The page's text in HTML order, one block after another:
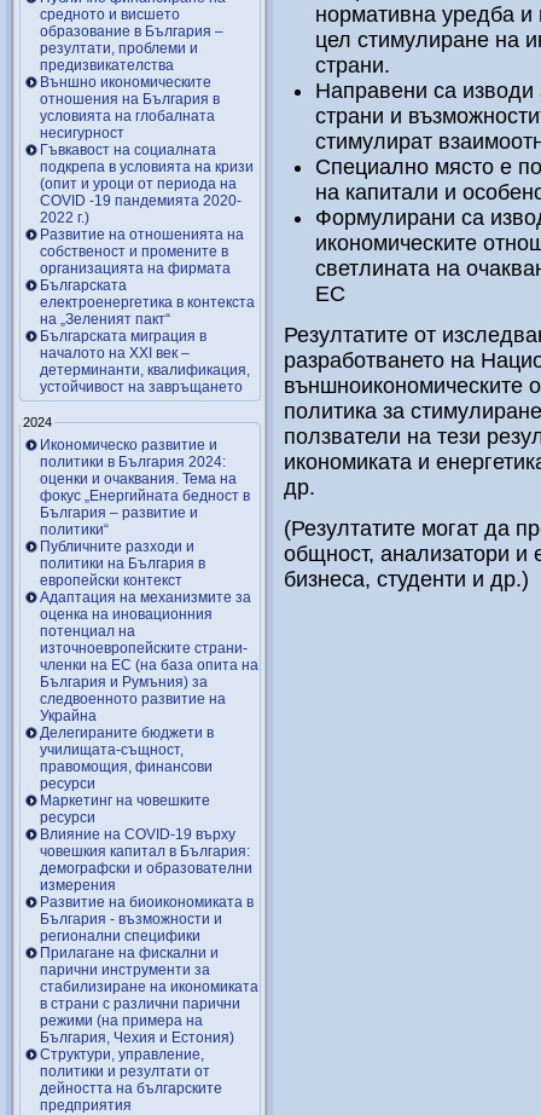
средното и висшето
образование в България –
резултати, проблеми и
предизвикателства
Външно икономическите
отношения на България в
условията на глобалната
несигурност
Гъвкавост на социалната
подкрепа в условията на кризи
(опит и уроци от периода на
COVID -19 пандемията 2020-
2022 г.)
Развитие на отношенията на
собственост и промените в
организацията на фирмата
Българската
електроенергетика в контекста
на „Зеленият пакт“
Българската миграция в
началото на ХХІ век –
детерминанти, квалификация,
устойчивост на завръщането
2024
Икономическо развитие и
политики в България 2024:
оценки и очаквания. Тема на
фокус „Енергийната бедност в
България – развитие и
политики“
Публичните разходи и
политики на България в
европейски контекст
Адаптация на механизмите за
оценка на иновационния
потенциал на
източноевропейските страни-
членки на ЕС (на база опита на
България и Румъния) за
следвоенното развитие на
Украйна
Делегираните бюджети в
училищата-същност,
правомощия, финансови
ресурси
Маркетинг на човешките
ресурси
Влияние на COVID-19 върху
човешкия капитал в България:
демографски и образователни
измерения
Развитие на биоикономиката в
България - възможности и
регионални специфики
Прилагане на фискални и
парични инструменти за
стабилизиране на икономиката
в страни с различни парични
режими (на примера на
България, Чехия и Естония)
Структури, управление,
политики и резултати от
дейността на българските
предприятия
нормативна уредба и
цел стимулиране на
страни.
Направени са
страни и
стимулират
Специално място е
на капитали и
Формулирани са
икономическите
светлината на
ЕС
Резултатите от
разработването на
външноикономическите
политика за
ползватели на тези
икономиката и
др.
(Резултатите могат да
общност, анализатори и
бизнеса, студенти и др.)